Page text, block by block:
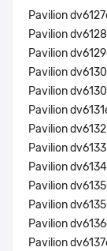
Pavilion
Pavilion
Pavilion
Pavilion
Pavilion
Pavilion
Pavilion
Pavilion
Pavilion
Pavilion
Pavilion
Pavilion
Pavilion